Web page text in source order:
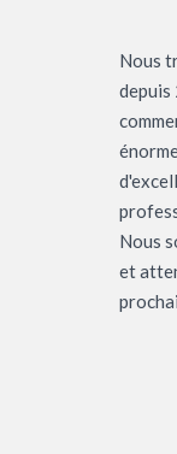
Nous
depuis
Nous
et